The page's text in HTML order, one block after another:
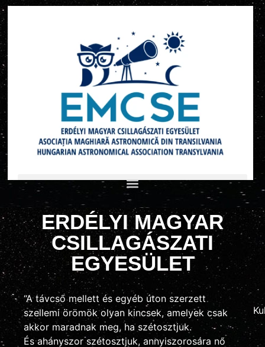
ERDÉLYI MAGYAR
CSILLAGÁSZATI
EGYESÜLET
“A távcső mellett és egyéb úton szerzett
szellemi örömök olyan kincsek, amelyek csak
akkor maradnak meg, ha szétosztjuk.
És ahányszor szétosztjuk, annyiszorosára nő